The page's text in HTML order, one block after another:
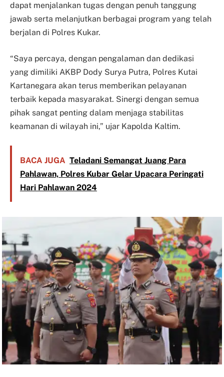
dapat menjalankan tugas dengan penuh tanggung
jawab serta melanjutkan berbagai program yang telah
berjalan di Polres Kukar.
“Saya percaya, dengan pengalaman dan dedikasi
yang dimiliki AKBP Dody Surya Putra, Polres Kutai
Kartanegara akan terus memberikan pelayanan
terbaik kepada masyarakat. Sinergi dengan semua
pihak sangat penting dalam menjaga stabilitas
keamanan di wilayah ini,” ujar Kapolda Kaltim.
BACA JUGA Teladani Semangat Juang Para
Pahlawan, Polres Kubar Gelar Upacara Peringati
Hari Pahlawan 2024